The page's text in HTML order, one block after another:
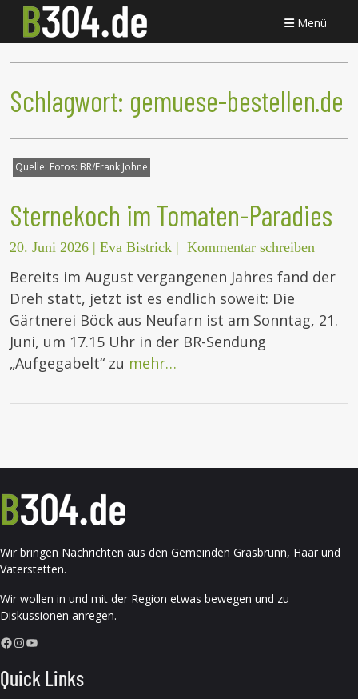
Menü
Schlagwort: gemuese-bestellen.de
Quelle: Fotos: BR/Frank Johne
Sternekoch im Tomaten-Paradies
20. Juni 2026 | Eva Bistrick | Kommentar schreiben
Bereits im August vergangenen Jahres fand der
Dreh statt, jetzt ist es endlich soweit: Die
Gärtnerei Böck aus Neufarn ist am Sonntag, 21.
Juni, um 17.15 Uhr in der BR-Sendung
„Aufgegabelt“ zu mehr…
Wir bringen Nachrichten aus den Gemeinden Grasbrunn, Haar und
Vaterstetten.
Wir wollen in und mit der Region etwas bewegen und zu
Diskussionen anregen.
Facebook InstagramYouTube
Quick Links